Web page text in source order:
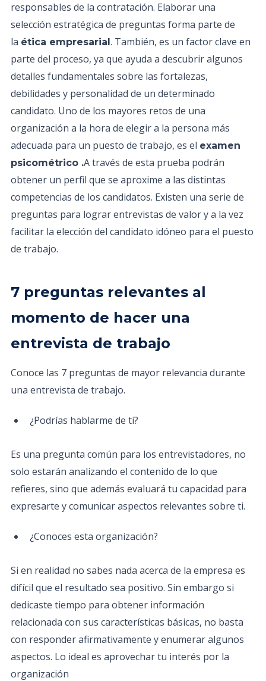
responsables de la contratación. Elaborar una
selección estratégica de preguntas forma parte de
la ética empresarial. También, es un factor clave en
parte del proceso, ya que ayuda a descubrir algunos
detalles fundamentales sobre las fortalezas,
debilidades y personalidad de un determinado
candidato. Uno de los mayores retos de una
organización a la hora de elegir a la persona más
adecuada para un puesto de trabajo, es el examen
psicométrico .A través de esta prueba podrán
obtener un perfil que se aproxime a las distintas
competencias de los candidatos. Existen una serie de
preguntas para lograr entrevistas de valor y a la vez
facilitar la elección del candidato idóneo para el puesto
de trabajo.
7 preguntas relevantes al
momento de hacer una
entrevista de trabajo
Conoce las 7 preguntas de mayor relevancia durante
una entrevista de trabajo.
¿Podrías hablarme de ti?
Es una pregunta común para los entrevistadores, no
solo estarán analizando el contenido de lo que
refieres, sino que además evaluará tu capacidad para
expresarte y comunicar aspectos relevantes sobre ti.
¿Conoces esta organización?
Si en realidad no sabes nada acerca de la empresa es
difícil que el resultado sea positivo. Sin embargo si
dedicaste tiempo para obtener información
relacionada con sus características básicas, no basta
con responder afirmativamente y enumerar algunos
aspectos. Lo ideal es aprovechar tu interés por la
organización